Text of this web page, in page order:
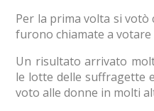
Per la prima volta si votò
furono chiamate a votare
Un risultato arrivato
le lotte delle suffragette
voto alle donne in molti